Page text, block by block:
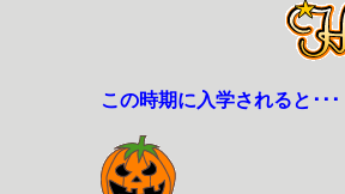
この時期に入学されると･･･